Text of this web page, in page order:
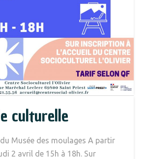
culturelle
Musée des moulages A partir
2 avril de 15h à 18h. Sur